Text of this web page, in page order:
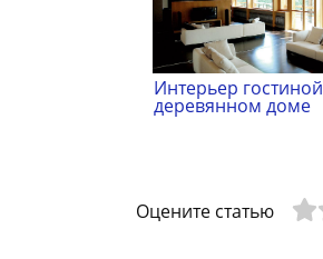
Интерьер
деревянном доме
Оцените статью